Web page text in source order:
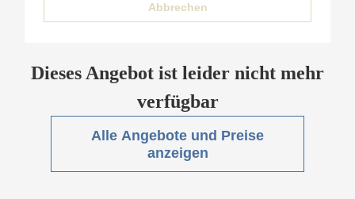
Abbrechen
Dieses Angebot ist leider nicht mehr
verfügbar
Alle Angebote und Preise
anzeigen